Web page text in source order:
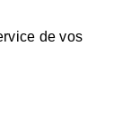
de vos